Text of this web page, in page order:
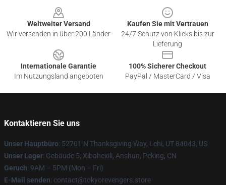
Weltweiter Versand
Wir versenden in über 200 Länder
Kaufen Sie mit Vertrauen
24/7 Schutz von Klicks bis zur
Lieferung
Internationale Garantie
Im Nutzungsland angeboten
100% Sicherer Checkout
PayPal / MasterCard / Visa
Kontaktieren Sie uns
Unser Hauptbüro: 52701 N Thanksgiving Way, Lehi, UT 84043, US
Unser Lager: Gebäude 5, Xibahexili, Anshun, Peking, CN
Geruch: 9AM – 5PM (Mon – Fri)
E-Mail senden: contact@tokyorevengers.store